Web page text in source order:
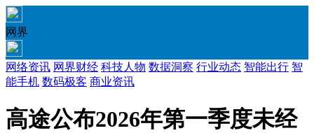
网界
网络资讯 网界财经 科技人物 数据洞察 行业动态 智能出行 智
能手机 数码极客 商业资讯
高途公布2026年第一季度未经